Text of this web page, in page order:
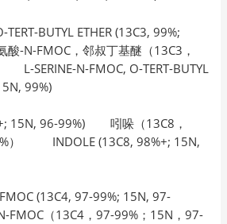
TERT-BUTYL ETHER (13C3, 99%;
N-FMOC，邻叔丁基醚（13C3，
SERINE-N-FMOC, O-TERT-BUTYL
99%)
15N, 96-99%) 吲哚（13C8，
） INDOLE (13C8, 98%+; 15N,
(13C4, 97-99%; 15N, 97-
（13C4，97-99%；15N，97-